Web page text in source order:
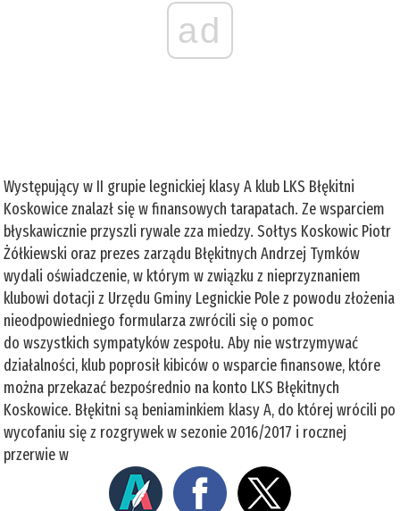
ad
Występujący w II grupie legnickiej klasy A klub LKS Błękitni
Koskowice znalazł się w finansowych tarapatach. Ze wsparciem
błyskawicznie przyszli rywale zza miedzy. Sołtys Koskowic Piotr
Żółkiewski oraz prezes zarządu Błękitnych Andrzej Tymków
wydali oświadczenie, w którym w związku z nieprzyznaniem
klubowi dotacji z Urzędu Gminy Legnickie Pole z powodu złożenia
nieodpowiedniego formularza zwrócili się o pomoc
do wszystkich sympatyków zespołu. Aby nie wstrzymywać
działalności, klub poprosił kibiców o wsparcie finansowe, które
można przekazać bezpośrednio na konto LKS Błękitnych
Koskowice. Błękitni są beniaminkiem klasy A, do której wrócili po
wycofaniu się z rozgrywek w sezonie 2016/2017 i rocznej
przerwie w